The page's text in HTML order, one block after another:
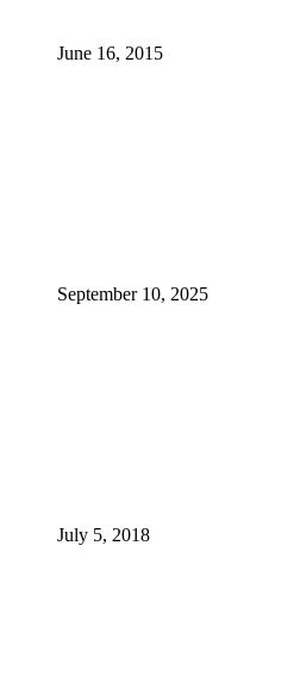
June 16, 2015
September 10, 2025
July 5, 2018